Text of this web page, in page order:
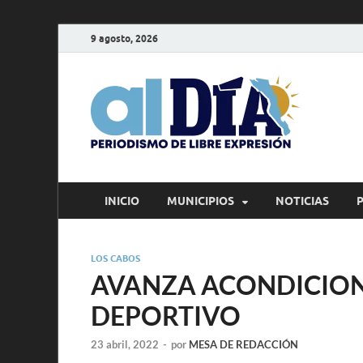
9 agosto, 2026
INICIO MUNICIPIOS NOTICIAS
LOS CABOS
AVANZA
DEPORTIVO
23 abril, 2022 - por MESA DE REDACCIÓN